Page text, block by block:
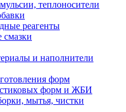
теплоносители
реагенты
смазки
и наполнители
форм
форм и ЖБИ
мытья, чистки